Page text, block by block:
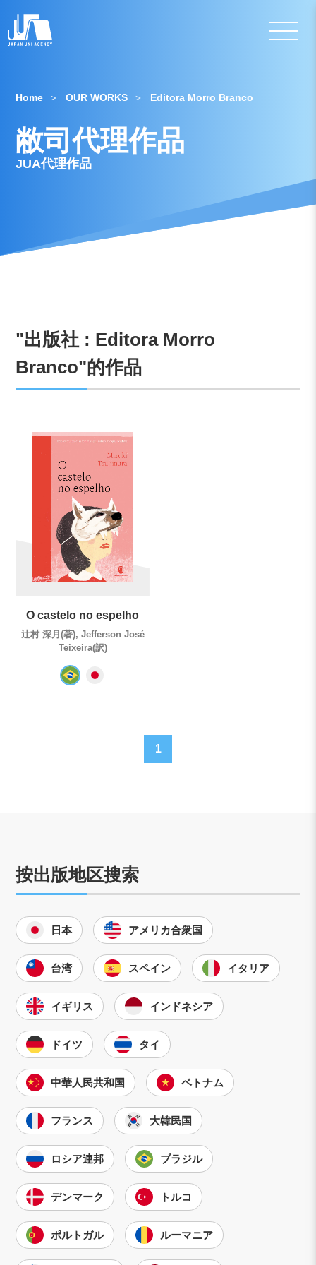
Home OUR WORKS Editora Morro Branco
敝司代理作品
JUA代理作品
"出版社 : Editora Morro
Branco"的作品
O castelo no espelho
辻村 深月(著), Jefferson José
Teixeira(訳)
1
按出版地区搜索
日本 アメリカ合衆国
台湾 スペイン イタリア
イギリス インドネシア
ドイツ タイ
中華人民共和国 ベトナム
フランス 大韓民国
ロシア連邦 ブラジル
デンマーク トルコ
ポルトガル ルーマニア